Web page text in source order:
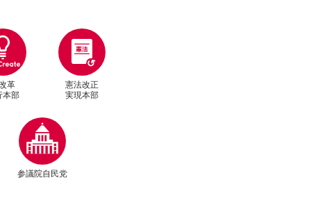
革
本部
憲法改正
実現本部
参議院自民党
別ウィンドウリンク